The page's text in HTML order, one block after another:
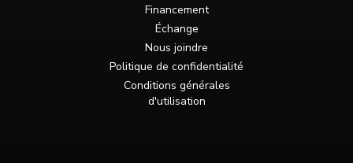
Financement
Échange
Nous joindre
Politique de confidentialité
Conditions générales
d'utilisation